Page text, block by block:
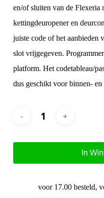
en/of sluiten van de Flexeria
kettingdeuropener en
juiste code of het aanbieden
slot vrijgegeven.
platform. Het codetableau/
dus geschikt voor binnen-
In
voor 17.00 besteld,